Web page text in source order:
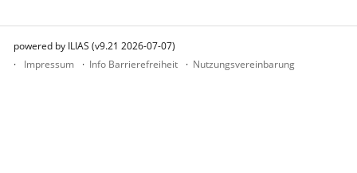
powered by ILIAS (v9.21 2026-07-07)
Impressum
Info Barrierefreiheit Nutzungsvereinbarung